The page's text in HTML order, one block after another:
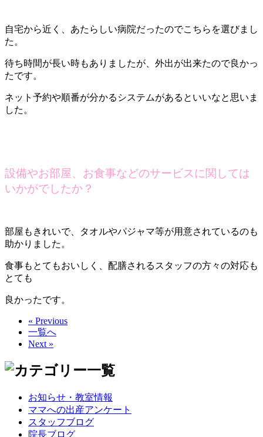
自宅から近く、あたらしい病院だったのでこちらを選びまし
た。
待ち時間が長い時もありましたが、外出が出来たので良かっ
たです。
ネット予約や順番が分かるシステムがあるといいなと思いま
した。
設備やお部屋、お食事などのサービスに関しては
いかがでしたか？
部屋もきれいで、タオルやパジャマ等が用意されているのも
助かりました。
食事もとてもおいしく、配膳されるスタッフの方々の対応も
とても
良かったです。
« Previous
一覧へ
Next »
お知らせ・教室情報
ママへの出産アンケート
スタッフブログ
院長ブログ